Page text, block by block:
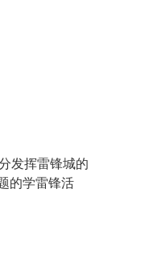
发挥雷锋城的
的学雷锋活